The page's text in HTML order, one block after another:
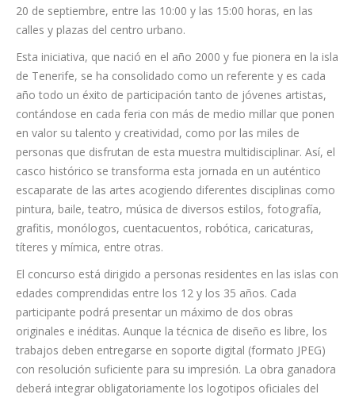
20 de septiembre, entre las 10:00 y las 15:00 horas, en las
calles y plazas del centro urbano.
Esta iniciativa, que nació en el año 2000 y fue pionera en la isla
de Tenerife, se ha consolidado como un referente y es cada
año todo un éxito de participación tanto de jóvenes artistas,
contándose en cada feria con más de medio millar que ponen
en valor su talento y creatividad, como por las miles de
personas que disfrutan de esta muestra multidisciplinar. Así, el
casco histórico se transforma esta jornada en un auténtico
escaparate de las artes acogiendo diferentes disciplinas como
pintura, baile, teatro, música de diversos estilos, fotografía,
grafitis, monólogos, cuentacuentos, robótica, caricaturas,
títeres y mímica, entre otras.
El concurso está dirigido a personas residentes en las islas con
edades comprendidas entre los 12 y los 35 años. Cada
participante podrá presentar un máximo de dos obras
originales e inéditas. Aunque la técnica de diseño es libre, los
trabajos deben entregarse en soporte digital (formato JPEG)
con resolución suficiente para su impresión. La obra ganadora
deberá integrar obligatoriamente los logotipos oficiales del